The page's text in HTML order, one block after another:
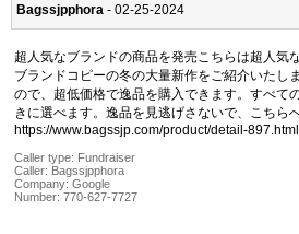
Bagssjpphora - 02-25-2024
超人気なブランドの商品を発売こちらは超人気
ブランドコピーの冬の大量新作をご紹介いたし
ので、超低価格で逸品を購入できます。すべて
きに選べます。逸品を見逃げさないで、こちら
https://www.bagssjp.com/product/detail-897.html
Caller type: Fundraiser
Caller: Bagssjpphora
Company: Google
Number: 770-627-7727